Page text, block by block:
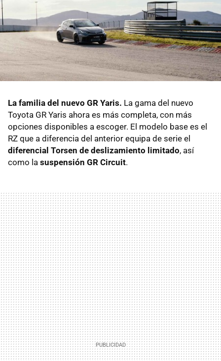
La familia del nuevo GR Yaris. La gama del nuevo
Toyota GR Yaris ahora es más completa, con más
opciones disponibles a escoger. El modelo base es el
RZ que a diferencia del anterior equipa de serie el
diferencial Torsen de deslizamiento limitado, así
como la suspensión GR Circuit.